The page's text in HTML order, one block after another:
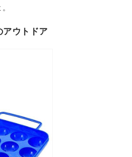
アウトドア